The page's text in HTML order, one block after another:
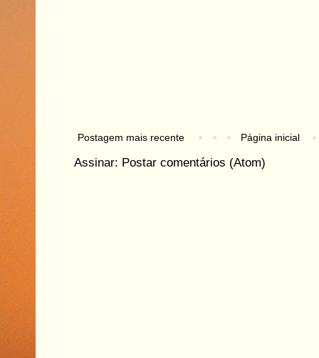
Postagem mais recente Página inicial
Assinar: Postar comentários (Atom)